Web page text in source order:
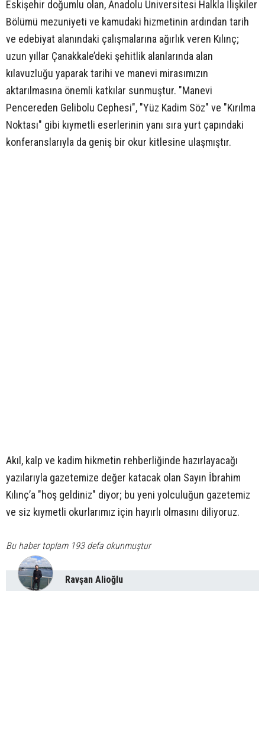
Eskişehir doğumlu olan, Anadolu Üniversitesi Halkla İlişkiler
Bölümü mezuniyeti ve kamudaki hizmetinin ardından tarih
ve edebiyat alanındaki çalışmalarına ağırlık veren Kılınç;
uzun yıllar Çanakkale’deki şehitlik alanlarında alan
kılavuzluğu yaparak tarihi ve manevi mirasımızın
aktarılmasına önemli katkılar sunmuştur. "Manevi
Pencereden Gelibolu Cephesi", "Yüz Kadim Söz" ve "Kırılma
Noktası" gibi kıymetli eserlerinin yanı sıra yurt çapındaki
konferanslarıyla da geniş bir okur kitlesine ulaşmıştır.
Akıl, kalp ve kadim hikmetin rehberliğinde hazırlayacağı
yazılarıyla gazetemize değer katacak olan Sayın İbrahim
Kılınç’a "hoş geldiniz" diyor; bu yeni yolculuğun gazetemiz
ve siz kıymetli okurlarımız için hayırlı olmasını diliyoruz.
Bu haber toplam 193 defa okunmuştur
Ravşan Alioğlu